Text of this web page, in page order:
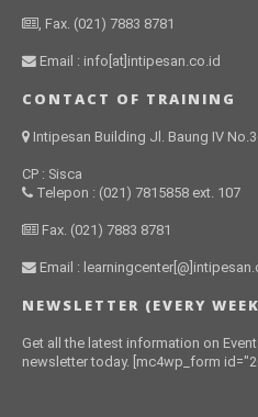
, Fax. (021) 7883 8781
Email : info[at]intipesan.co.id
CONTACT OF TRAINING
Intipesan Building Jl. Baung IV
CP : Sisca
Telepon : (021) 7815858 ext. 107
Fax. (021) 7883 8781
Email :
NEWSLETTER (EVERY
Get all the latest information on
newsletter today. [mc4wp_form